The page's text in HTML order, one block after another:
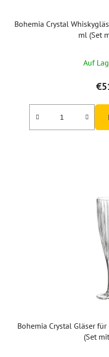
Bohemia Crystal
ml (Set
Auf
Bohemia Crystal Gläser
(Set